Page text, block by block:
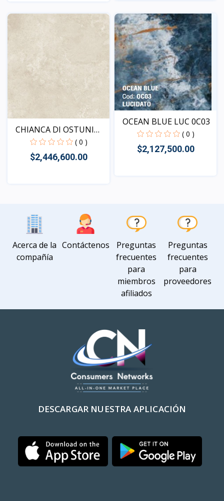
Vista Vista
CHIANCA DI OSTUNI
SE01
( 0 )
$2,446,600.00
OCEAN BLUE LUC 0C03
( 0 )
$2,127,500.00
Acerca de la
compañía
Contáctenos
Preguntas
frecuentes
para
miembros
afiliados
Preguntas
frecuentes
para
proveedores
DESCARGAR NUESTRA APLICACIÓN